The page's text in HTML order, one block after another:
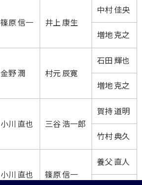
篠原 信一 井上 康生
中村 佳央
増地 克之
金野 潤 村元 辰寛
石田 輝也
増地 克之
小川 直也 三谷 浩一郎
賀持 道明
竹村 典久
小川 直也 篠原 信一
養父 直人